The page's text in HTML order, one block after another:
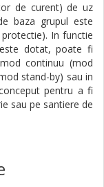
de curent) de uz
baza grupul este
In functie
dotat, poate fi
continuu (mod
stand-by) sau in
pentru a fi
sau pe santiere de